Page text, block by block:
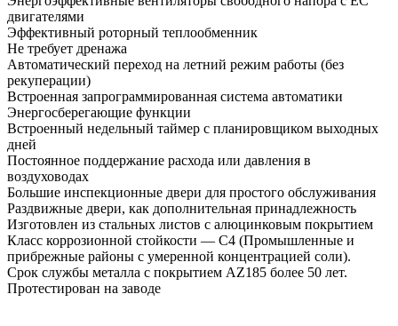
двигателями
Эффективный роторный теплообменник
Не требует дренажа
Автоматический переход на летний режим работы (без
рекуперации)
Встроенная запрограммированная система автоматики
Энергосберегающие функции
Встроенный недельный таймер с планировщиком выходных
дней
Постоянное поддержание расхода или давления в
воздуховодах
Большие инспекционные двери для простого обслуживания
Раздвижные двери, как дополнительная принадлежность
Изготовлен из стальных листов с алюцинковым покрытием
Класс коррозионной стойкости — C4 (Промышленные и
прибрежные районы с умеренной концентрацией соли).
Срок службы металла с покрытием AZ185 более 50 лет.
Протестирован на заводе